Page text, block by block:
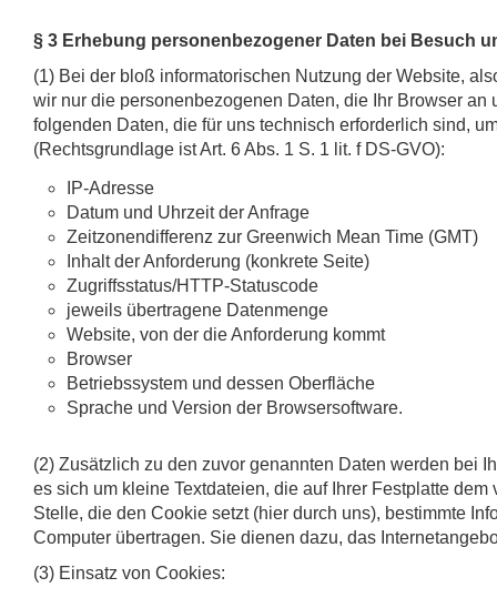
§ 3 Erhebung personenbezogener Daten bei Besuch
(1) Bei der bloß informatorischen Nutzung der Website,
wir nur die personenbezogenen Daten, die Ihr Browser
folgenden Daten, die für uns technisch erforderlich sind,
(Rechtsgrundlage ist Art. 6 Abs. 1 S. 1 lit. f DS-GVO):
IP-Adresse
Datum und Uhrzeit der Anfrage
Zeitzonendifferenz zur Greenwich Mean Time (GMT)
Inhalt der Anforderung (konkrete Seite)
Zugriffsstatus/HTTP-Statuscode
jeweils übertragene Datenmenge
Website, von der die Anforderung kommt
Browser
Betriebssystem und dessen Oberfläche
Sprache und Version der Browsersoftware.
(2) Zusätzlich zu den zuvor genannten Daten werden bei
es sich um kleine Textdateien, die auf Ihrer Festplatte
Stelle, die den Cookie setzt (hier durch uns), bestimmte
Computer übertragen. Sie dienen dazu, das
(3) Einsatz von Cookies: